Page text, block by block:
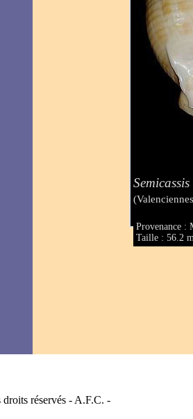
Provenance :
Taille : 56.2
réservés - A.F.C. -